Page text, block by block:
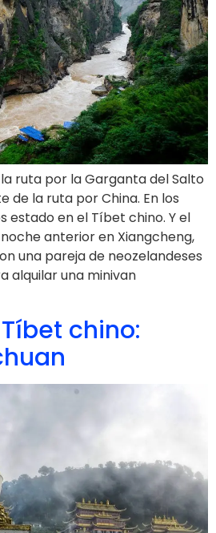
ruta por la Garganta del Salto
de la ruta por China. En los
estado en el Tíbet chino. Y el
anterior en Xiangcheng,
una pareja de neozelandeses
alquilar una minivan
chino: